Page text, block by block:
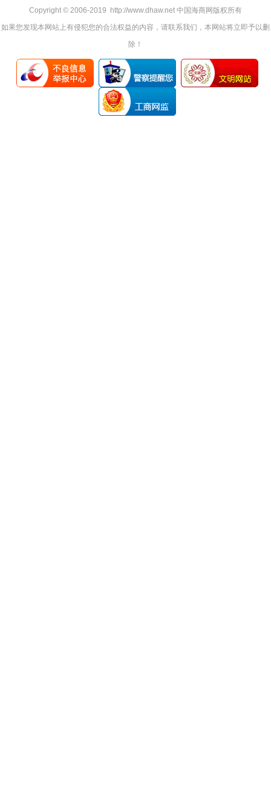
Copyright © 2006-2019 http://www.dhaw.net 中国海商网版权所有
如果您发现本网站上有侵犯您的合法权益的内容，请联系我们，本网站将立即予以删
除！